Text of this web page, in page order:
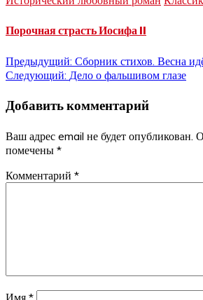
Порочная страсть Иосифа II
Навигация
записям
Предыдущий: Сборник стихов. Весна
Следующий: Дело о фальшивом глазе
Добавить комментарий
Ваш адрес email не будет опубликован.
помечены *
Комментарий *
Имя *